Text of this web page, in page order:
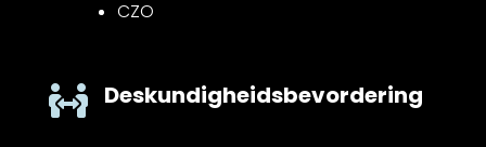
CZO
 Deskundigheidsbevordering